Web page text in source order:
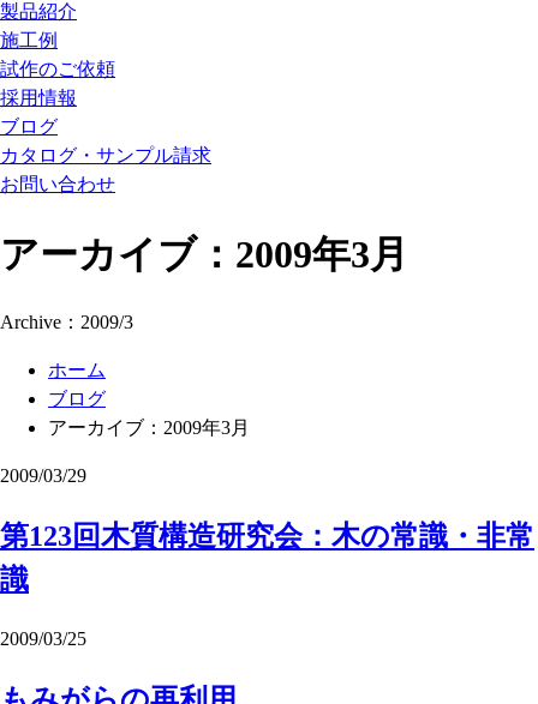
製品紹介
施工例
試作のご依頼
採用情報
ブログ
カタログ・サンプル請求
お問い合わせ
アーカイブ：2009年3月
Archive：2009/3
ホーム
ブログ
アーカイブ：2009年3月
2009/03/29
第123回木質構造研究会：木の常識・非常
識
2009/03/25